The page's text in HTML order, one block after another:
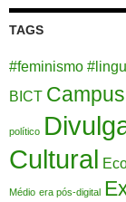
TAGS
#feminismo
BICT
político
Cultural
Médio era pós-digital